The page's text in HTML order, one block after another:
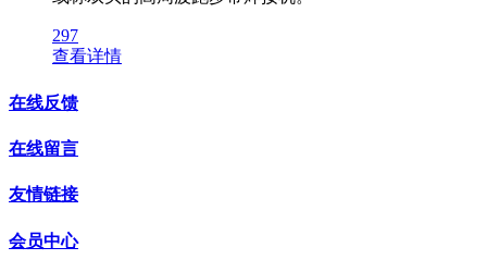
297
查看详情
在线反馈
在线留言
友情链接
会员中心